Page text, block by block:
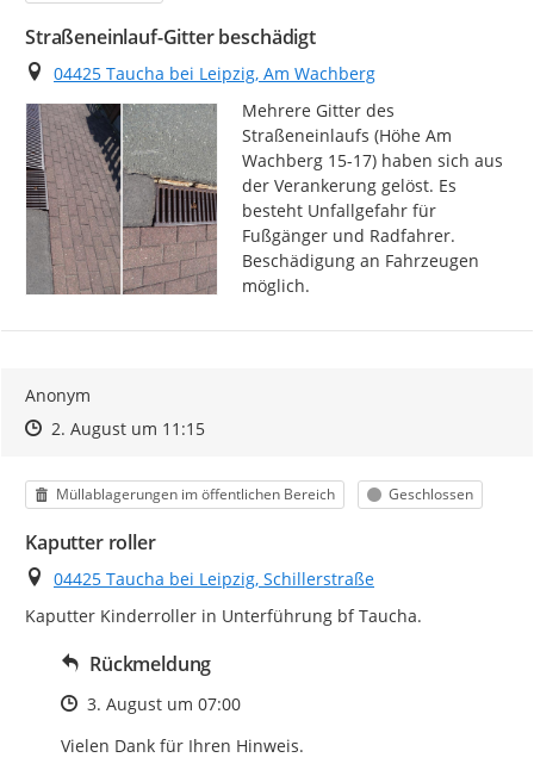
Straßeneinlauf-Gitter beschädigt
Ort
04425 Taucha bei Leipzig, Am Wachberg
Mehrere Gitter des
Straßeneinlaufs (Höhe Am
Wachberg 15-17) haben sich aus
der Verankerung gelöst. Es
besteht Unfallgefahr für
Fußgänger und Radfahrer.
Beschädigung an Fahrzeugen
möglich.
Anonym
Zeitpunkt des Erstellens
Zeitpunkt des Erstellens
2. August um 11:15Zur Äußerung
Kategorie
Müllablagerungen im öffentlichen Bereich Status
Geschlossen
Kaputter roller
Ort
04425 Taucha bei Leipzig, Schillerstraße
Kaputter Kinderroller in Unterführung bf Taucha.
Rückmeldung
Zeitpunkt des Erstellens
3. August um 07:00
Vielen Dank für Ihren Hinweis.